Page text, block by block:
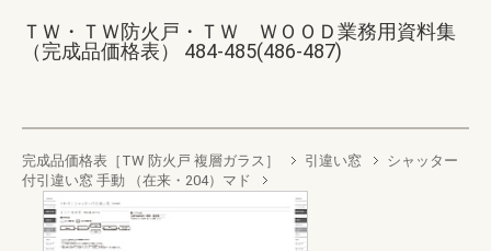
ＴＷ・ＴＷ防火戸・ＴＷ ＷＯＯＤ業務用資料集
（完成品価格表） 484-485(486-487)
完成品価格表［TW 防火戸 複層ガラス］ 引違い窓
シャッター
付引違い窓 手動 （在来・204）マド